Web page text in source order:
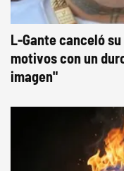
L-Gante canceló
motivos con un
imagen"